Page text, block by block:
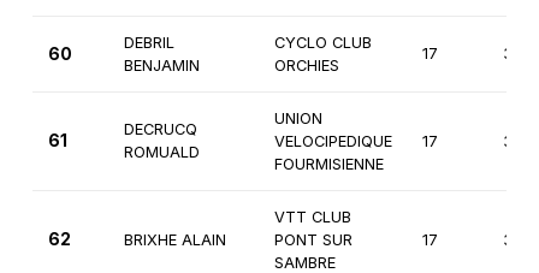
60
DEBRIL
BENJAMIN
CYCLO CLUB
ORCHIES
17
61
DECRUCQ
ROMUALD
UNION
VELOCIPEDIQUE
FOURMISIENNE
17
62 BRIXHE ALAIN
VTT CLUB
PONT SUR
SAMBRE
17